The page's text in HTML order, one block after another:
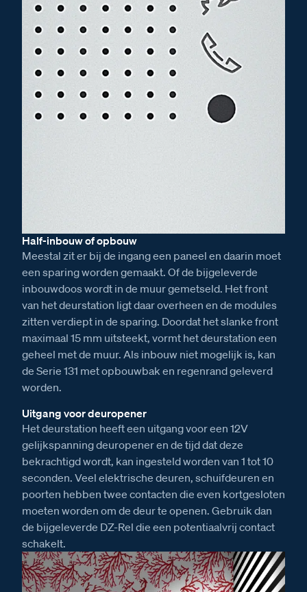
Half-inbouw of opbouw
Meestal zit er bij de ingang een paneel en daarin moet
een sparing worden gemaakt. Of de bijgeleverde
inbouwdoos wordt in de muur gemetseld. Het front
van het deurstation ligt daar overheen en de modules
zitten verdiept in de sparing. Doordat het slanke front
maximaal 15 mm uitsteekt, vormt het deurstation een
geheel met de muur. Als inbouw niet mogelijk is, kan
de Serie 131 met opbouwbak en regenrand geleverd
worden.
Uitgang voor deuropener
Het deurstation heeft een uitgang voor een 12V
gelijkspanning deuropener en de tijd dat deze
bekrachtigd wordt, kan ingesteld worden van 1 tot 10
seconden. Veel elektrische deuren, schuifdeuren en
poorten hebben twee contacten die even kortgesloten
moeten worden om de deur te openen. Gebruik dan
de bijgeleverde DZ-Rel die een potentiaalvrij contact
schakelt.